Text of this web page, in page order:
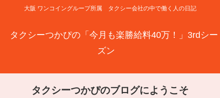
大阪 ワンコイングループ所属 タクシー会社の中で働く人の日記
タクシーつかぴの「今月も楽勝給料40万！」3rdシー
ズン
タクシーつかぴのブログにようこそ